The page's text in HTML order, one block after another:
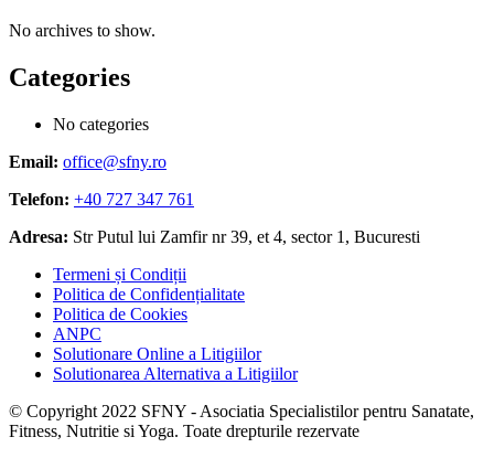
No archives to show.
Categories
No categories
Email: office@sfny.ro
Telefon: +40 727 347 761
Adresa: Str Putul lui Zamfir nr 39, et 4, sector 1, Bucuresti
Termeni și Condiții
Politica de Confidențialitate
Politica de Cookies
ANPC
Solutionare Online a Litigiilor
Solutionarea Alternativa a Litigiilor
© Copyright 2022 SFNY - Asociatia Specialistilor pentru Sanatate,
Fitness, Nutritie si Yoga. Toate drepturile rezervate